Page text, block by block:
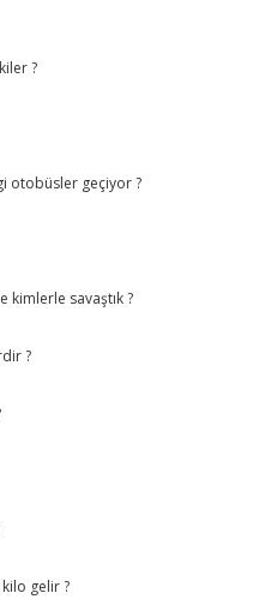
?
otobüsler geçiyor ?
kimlerle savaştık ?
?
gelir ?